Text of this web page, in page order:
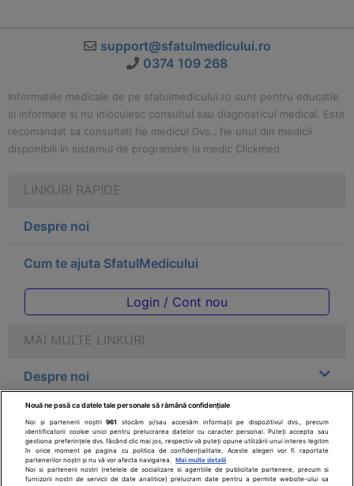
support@sfatulmedicului.ro
0374 109 268
Informatiile medicale de pe sfatulmedicului.ro sunt pentru educatie
si informare si nu inlocuiesc consultul sau diagnosticul medical. Este
recomandat sa consultati fie medicul Dvs., fie unul din medicii
disponibili in sistemul de programare la medic Clickmed.
LINKURI RAPIDE
Despre noi
Cum te ajuta SfatulMedicului
Login / Cont nou
MAI MULTE LINKURI
Despre noi
Legal
Drepturile consumatorului
Nouă ne pasă ca datele tale personale să rămână confidențiale
Noi și partenerii noștri961
stocăm și/sau accesăm informații pe dispozitivul dvs., precum
identificatorii cookie unici pentru prelucrarea datelor cu caracter personal. Puteți accepta sau
gestiona preferințele dvs. făcând clic mai jos, respectiv vă puteți opune utilizării unui interes legitim
în orice moment pe pagina cu politica de confidențialitate. Aceste alegeri vor fi raportate
partenerilor noștri și nu vă vor afecta navigarea.
Mai multe detalii
Noi si partenerii nostri (retelele de socializare si agentiile de publicitate partenere, precum si
furnizorii nostri de servicii de date analitice) prelucram date pentru a permite website-ului sa